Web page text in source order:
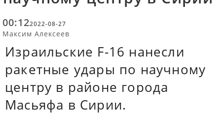
00:122022-08-27
Максим Алексеев
Израильские F-16 нанесли
ракетные удары по научному
центру в районе города
Масьяфа в Сирии.